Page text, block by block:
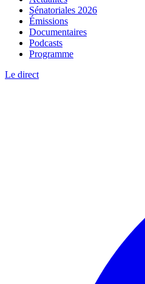
Sénatoriales 2026
Émissions
Documentaires
Podcasts
Programme
Le direct